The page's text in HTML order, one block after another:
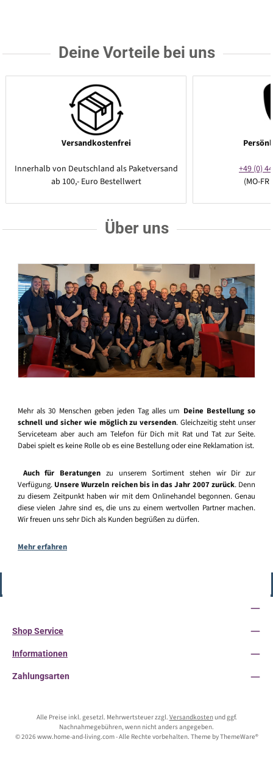
Deine Vorteile bei uns
Versandkostenfrei
Innerhalb von Deutschland als Paketversand
ab 100,- Euro Bestellwert
+49 (0)
(MO-
Über uns
Mehr als 30 Menschen geben jeden Tag alles um Deine Bestellung so
schnell und sicher wie möglich zu versenden. Gleichzeitig steht unser
Serviceteam aber auch am Telefon für Dich mit Rat und Tat zur Seite.
Dabei spielt es keine Rolle ob es eine Bestellung oder eine Reklamation ist.
Auch für Beratungen zu unserem Sortiment stehen wir Dir zur
Verfügung. Unsere Wurzeln reichen bis in das Jahr 2007 zurück. Denn
zu diesem Zeitpunkt haben wir mit dem Onlinehandel begonnen. Genau
diese vielen Jahre sind es, die uns zu einem wertvollen Partner machen.
Wir freuen uns sehr Dich als Kunden begrüßen zu dürfen.
Mehr erfahren
Shop Service
Informationen
Zahlungsarten
Alle Preise inkl. gesetzl. Mehrwertsteuer zzgl. Versandkostenund ggf.
Nachnahmegebühren, wenn nicht anders angegeben.
© 2026 www.home-and-living.com - Alle Rechte vorbehalten. Theme byThemeWare®